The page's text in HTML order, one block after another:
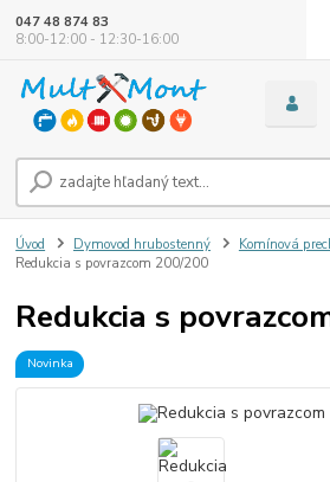
047 48 874 83
8:00-12:00 - 12:30-16:00
Úvod Dymovod hrubostenný
Komínová
Redukcia s povrazcom 200/200
Redukcia s
Novinka